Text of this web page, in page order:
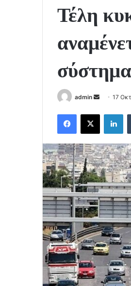
Τέλη
admin
Send
email
17
Facebook
X